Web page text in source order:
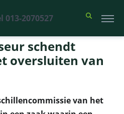
013-2070527
>Hypotheekadviseur
van een hypotheek
schendt
oversluiten van
van het